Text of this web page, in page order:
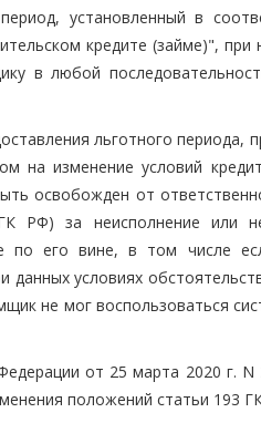
установленный в
кредите (займе)", при
в любой
льготного периода,
изменение условий
освобожден от
РФ) за неисполнение или
по его вине, в том числе
условиях
не мог воспользоваться
от 25 марта 2020 г.
положений статьи 193